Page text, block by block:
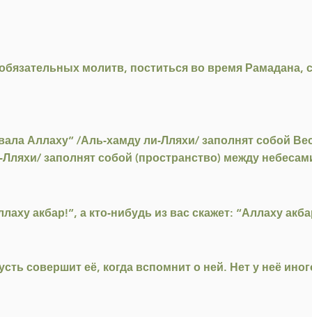
молитв, поститься во время
Аллаху” /Аль-хамду ли-Лляхи/ заполнят собой
заполнят собой (пространство) между
акбар!”, а кто-нибудь из вас скажет: “Аллаху
совершит её, когда вспомнит о ней. Нет у неё